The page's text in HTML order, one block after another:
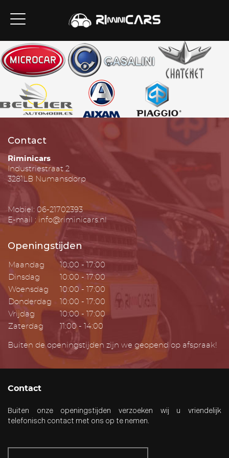
Contact
Riminicars
Industriestraat 2
3281LB Numansdorp
Mobiel: 06-21702393
E-mail : info@riminicars.nl
Openingstijden
Maandag
10:00 - 17:00
Dinsdag
10:00 - 17:00
Woensdag
10:00 - 17:00
Donderdag
10:00 - 17:00
Vrijdag
10:00 - 17:00
Zaterdag
11:00 - 14:00
Buiten de openingstijden zijn we geopend op afspraak!
Contact
Buiten onze openingstijden verzoeken wij u vriendelijk
telefonisch contact met ons op te nemen.